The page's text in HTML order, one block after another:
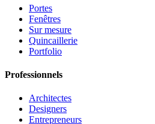
Portes
Fenêtres
Sur mesure
Quincaillerie
Portfolio
Professionnels
Architectes
Designers
Entrepreneurs